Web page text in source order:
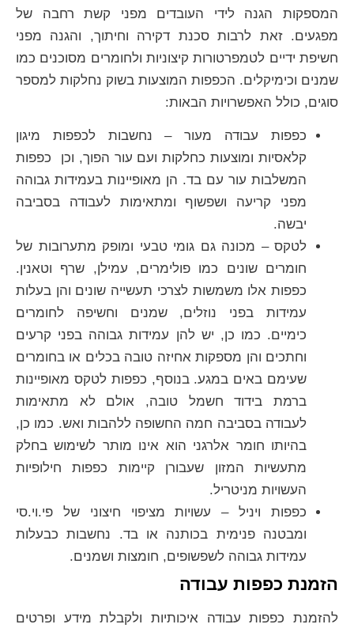
המספקות הגנה לידי העובדים מפני קשת רחבה של
מפגעים. זאת לרבות סכנת דקירה וחיתוך, והגנה מפני
חשיפת ידיים לטמפרטורות קיצוניות ולחומרים מסוכנים כמו
שמנים וכימיקלים. הכפפות המוצעות בשוק נחלקות למספר
סוגים, כולל האפשרויות הבאות:
כפפות עבודה מעור – נחשבות לכפפות מיגון
קלאסיות ומוצעות כחלקות ועם עור הפוך, וכן כפפות
המשלבות עור עם בד. הן מאופיינות בעמידות גבוהה
מפני קריעה ושפשוף ומתאימות לעבודה בסביבה
יבשה.
לטקס – מכונה גם גומי טבעי ומופק מתערובות של
חומרים שונים כמו פולימרים, עמילן, שרף וטאנין.
כפפות אלו משמשות לצרכי תעשייה שונים והן בעלות
עמידות בפני נוזלים, שמנים וחשיפה לחומרים
כימיים. כמו כן, יש להן עמידות גבוהה בפני קרעים
וחתכים והן מספקות אחיזה טובה בכלים או בחומרים
שעימם באים במגע. בנוסף, כפפות לטקס מאופיינות
ברמת בידוד חשמל טובה, אולם לא מתאימות
לעבודה בסביבה חמה החשופה ללהבות ואש. כמו כן,
בהיותו חומר אלרגני הוא אינו מותר לשימוש בחלק
מתעשיות המזון שעבורן קיימות כפפות חילופיות
העשויות מניטריל.
כפפות ויניל – עשויות מציפוי חיצוני של פי.וי.סי
ומבטנה פנימית בכותנה או בד. נחשבות כבעלות
עמידות גבוהה לשפשופים, חומצות ושמנים.
הזמנת כפפות עבודה
להזמנת כפפות עבודה איכותיות ולקבלת מידע ופרטים